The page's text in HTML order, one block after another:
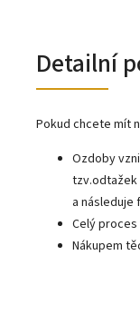
Detailní
Pokud chcete mít
Ozdoby
tzv.odtažek
a následuje
Celý
Nákupem